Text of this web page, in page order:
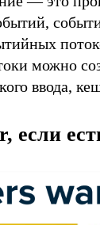
можно
ввода,
если